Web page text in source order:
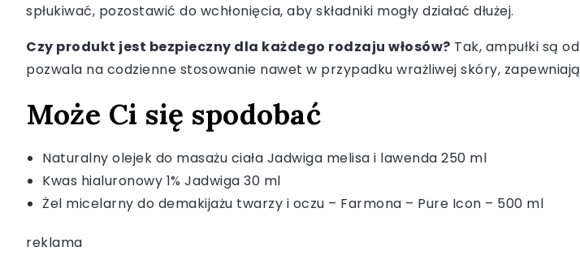
spłukiwać, pozostawić do wchłonięcia, aby składniki mogły działać dłużej.
Czy produkt jest bezpieczny dla każdego rodzaju włosów? Tak, ampułki są
pozwala na codzienne stosowanie nawet w przypadku wrażliwej skóry,
Może Ci się spodobać
Naturalny olejek do masażu ciała Jadwiga melisa i lawenda 250 ml
Kwas hialuronowy 1% Jadwiga 30 ml
Żel micelarny do demakijażu twarzy i oczu – Farmona – Pure Icon – 500 ml
reklama